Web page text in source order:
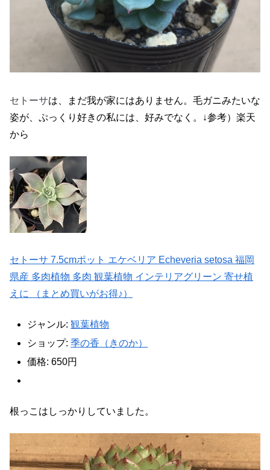
セトーサは、まだ我が家にはありません。毛ガニみたいな
姿が、ぷっくり好きの私には、好みでなく。↓参考）楽天
から
セトーサ 7.5cmポット エケベリア Echeveria setosa 福岡
県産 多肉植物 多肉 観葉植物 インテリアグリーン 寄せ植
えに （まとめ買いがお得♪）
ジャンル: 観葉植物
ショップ: 季の香（きのか）
価格: 650円
根っこはしっかりしていました。